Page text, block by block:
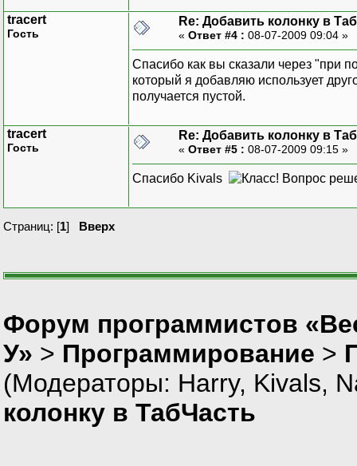
tracert
Гость
Re: Добавить колонку в
« Ответ #4 : 08-07-2009 09:04 »
Спасибо как вы сказали через "при
который я добавляю использует
получается пустой.
tracert
Гость
Re: Добавить колонку в
« Ответ #5 : 08-07-2009 09:15 »
Спасибо Kivals Вопрос
Страниц: [1] Вверх
Форум программистов
У» > Программирование >
(Модераторы: Harry, Kivals,
колонку в ТабЧасть